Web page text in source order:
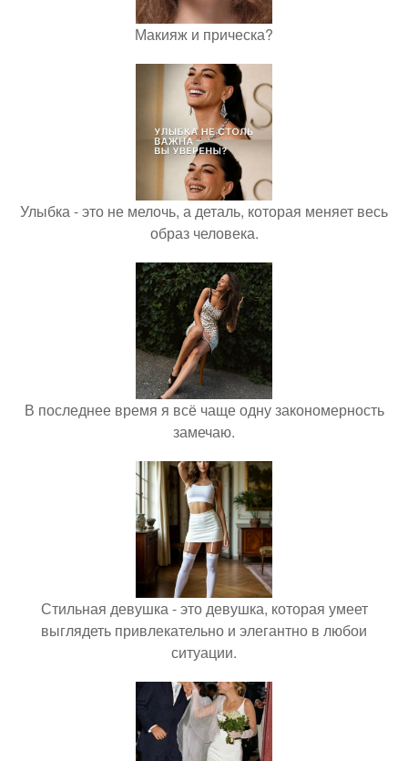
Макияж и прическа?
Улыбка - это не мелочь, а деталь, которая меняет весь
образ человека.
В последнее время я всё чаще одну закономерность
замечаю.
Стильная девушка - это девушка, которая умеет
выглядеть привлекательно и элегантно в любои
ситуации.